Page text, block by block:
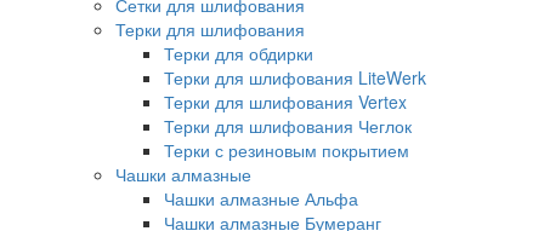
Сетки для шлифования
Терки для шлифования
Терки для обдирки
Терки для шлифования LiteWerk
Терки для шлифования Vertex
Терки для шлифования Чеглок
Терки с резиновым покрытием
Чашки алмазные
Чашки алмазные Альфа
Чашки алмазные Бумеранг